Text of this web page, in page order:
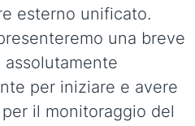
esterno unificato.
una breve
per iniziare e avere
il monitoraggio del